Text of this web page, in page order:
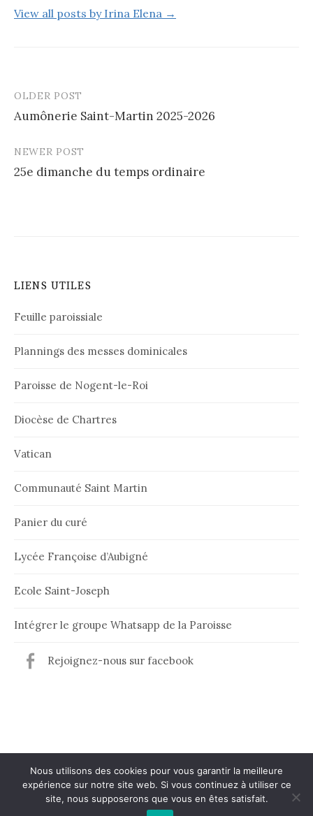
View all posts by Irina Elena →
Post
navigation
OLDER POST
Aumônerie Saint-Martin 2025-2026
NEWER POST
25e dimanche du temps ordinaire
LIENS UTILES
Feuille paroissiale
Plannings des messes dominicales
Paroisse de Nogent-le-Roi
Diocèse de Chartres
Vatican
Communauté Saint Martin
Panier du curé
Lycée Françoise d’Aubigné
Ecole Saint-Joseph
Intégrer le groupe Whatsapp de la Paroisse
Rejoignez-nous sur facebook
© 2026Paroisse de Maintenon
Theme:
Nous utilisons des cookies pour vous garantir la meilleure
expérience sur notre site web. Si vous continuez à utiliser ce
site, nous supposerons que vous en êtes satisfait.